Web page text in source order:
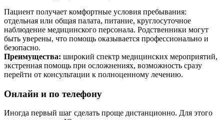
Пациент получает комфортные условия пребывания:
отдельная или общая палата, питание, круглосуточное
наблюдение медицинского персонала. Родственники могут
быть уверены, что помощь оказывается профессионально и
безопасно.
Преимущества: широкий спектр медицинских мероприятий,
экстренная помощь при осложнениях, возможность сразу
перейти от консультации к полноценному лечению.
Онлайн и по телефону
Иногда первый шаг сделать проще дистанционно. Для этого